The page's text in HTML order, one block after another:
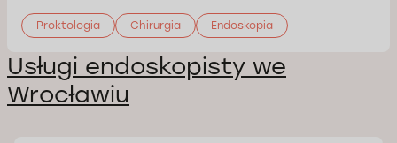
Proktologia Chirurgia Endoskopia
Usługi endoskopisty we
Wrocławiu